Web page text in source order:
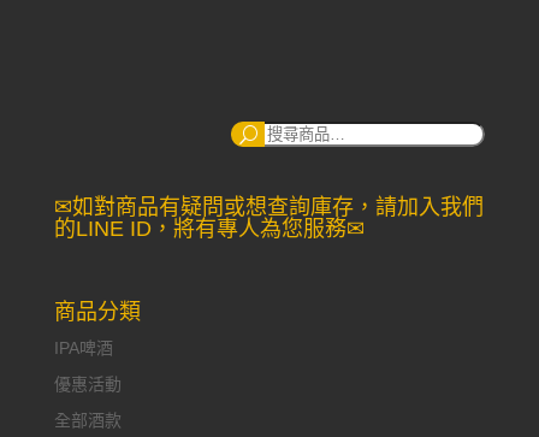
搜
✉如對商品有疑問或想查詢庫存，請加入我們
的LINE ID，將有專人為您服務✉
商品分類
IPA啤酒
優惠活動
全部酒款